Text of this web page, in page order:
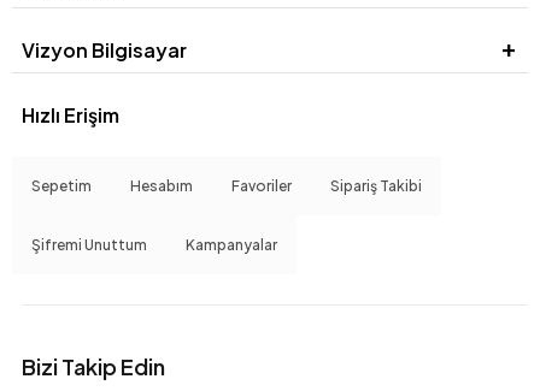
Vizyon Bilgisayar
Hızlı Erişim
Sepetim Hesabım Favoriler Sipariş Takibi
Şifremi Unuttum Kampanyalar
Bizi Takip Edin